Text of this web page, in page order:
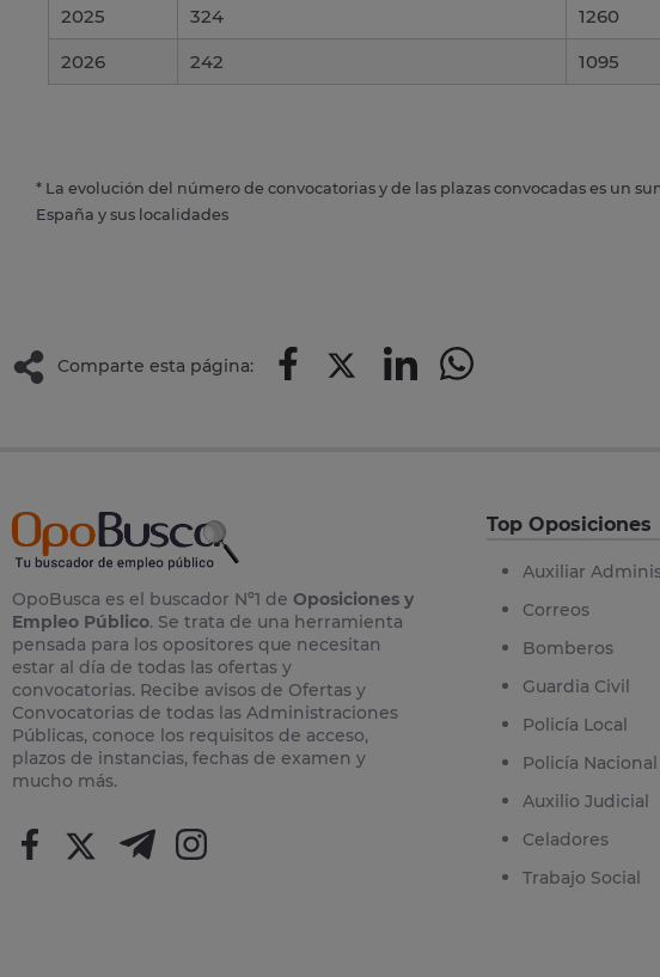
2025
324
1260
2026
242 1095
* La evolución del número de convocatorias y de las plazas convocadas es un
España y sus localidades
Comparte esta página:
OpoBusca es el buscador Nº1 de Oposiciones y
Empleo Público. Se trata de una herramienta
pensada para los opositores que necesitan
estar al día de todas las ofertas y
convocatorias. Recibe avisos de Ofertas y
Convocatorias de todas las Administraciones
Públicas, conoce los requisitos de acceso,
plazos de instancias, fechas de examen y
mucho más.
Top Oposiciones
Auxiliar
Correos
Bomberos
Guardia Civil
Policía Local
Policía Nacional
Auxilio Judicial
Celadores
Trabajo Social